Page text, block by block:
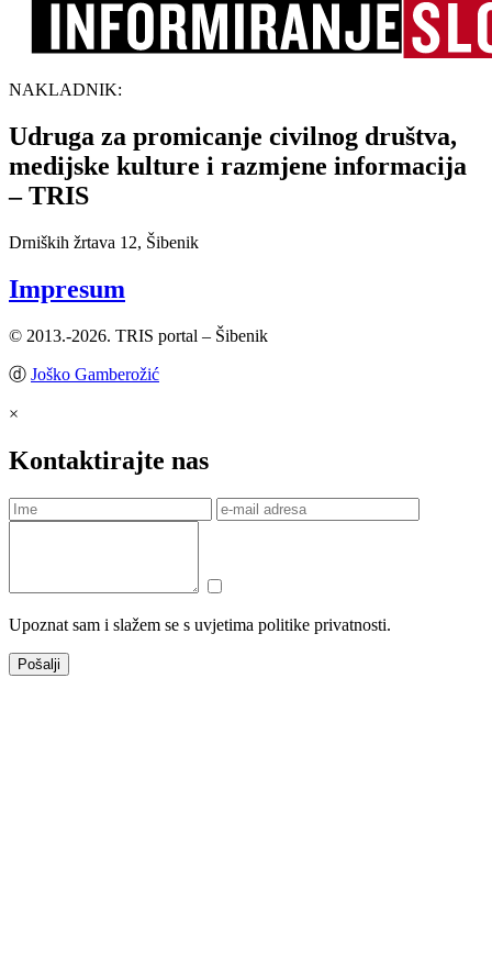
NAKLADNIK:
Udruga za promicanje civilnog društva,
medijske kulture i razmjene informacija
– TRIS
Drniških žrtava 12, Šibenik
Impresum
© 2013.-2026. TRIS portal – Šibenik
ⓓ Joško Gamberožić
×
Kontaktirajte nas
Upoznat sam i slažem se s uvjetima politike privatnosti.
Pošalji